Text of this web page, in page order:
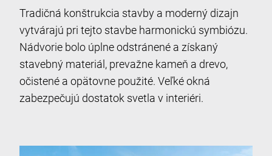
Tradičná konštrukcia stavby a moderný dizajn
vytvárajú pri tejto stavbe harmonickú symbiózu.
Nádvorie bolo úplne odstránené a získaný
stavebný materiál, prevažne kameň a drevo,
očistené a opätovne použité. Veľké okná
zabezpečujú dostatok svetla v interiéri.